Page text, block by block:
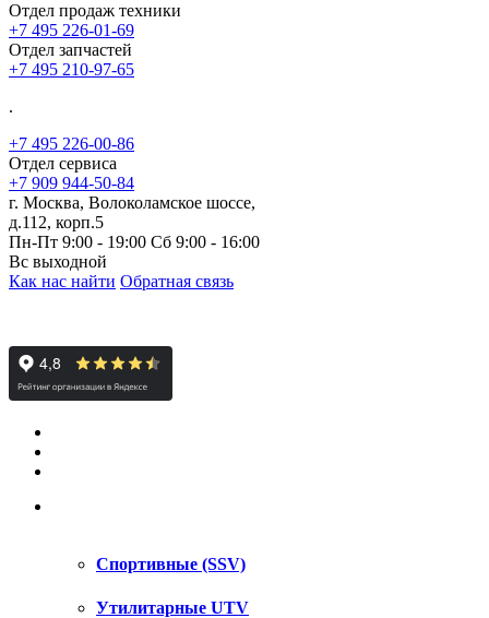
Отдел продаж техники
+7 495 226-01-69
Отдел запчастей
+7 495 210-97-65
.
+7 495 226-00-86
Отдел сервиса
+7 909 944-50-84
г. Москва, Волоколамское шоссе,
д.112, корп.5
Пн-Пт 9:00 - 19:00 Сб 9:00 - 16:00
Вс выходной
Как нас найти Обратная связь
Спортивные (SSV)
Утилитарные UTV